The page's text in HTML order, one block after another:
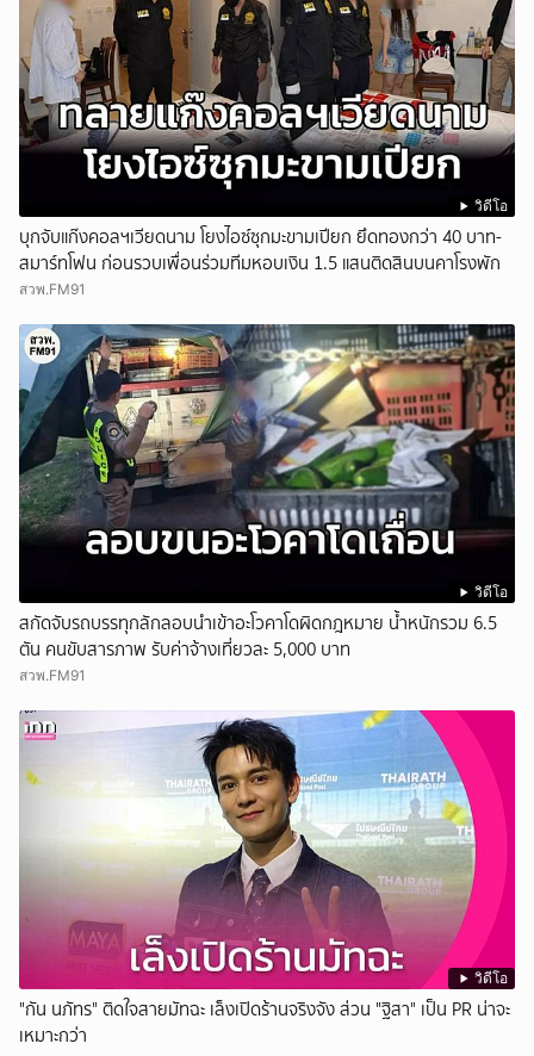
วิดีโอ
บุกจับแก๊งคอลฯเวียดนาม โยงไอซ์ซุกมะขามเปียก ยึดทองกว่า 40 บาท-
สมาร์ทโฟน ก่อนรวบเพื่อนร่วมทีมหอบเงิน 1.5 แสนติดสินบนคาโรงพัก
สวพ.FM91
วิดีโอ
สกัดจับรถบรรทุกลักลอบนำเข้าอะโวคาโดผิดกฎหมาย น้ำหนักรวม 6.5
ตัน คนขับสารภาพ รับค่าจ้างเที่ยวละ 5,000 บาท
สวพ.FM91
วิดีโอ
"กัน นภัทร" ติดใจสายมัทฉะ เล็งเปิดร้านจริงจัง ส่วน "ฐิสา" เป็น PR น่าจะ
เหมาะกว่า